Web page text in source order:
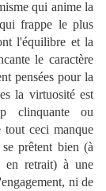
qui anime la
frappe le plus
l'équilibre et la
le caractère
pensées pour la
la virtuosité est
clinquante ou
tout ceci manque
prêtent bien (à
retrait) à une
ni de